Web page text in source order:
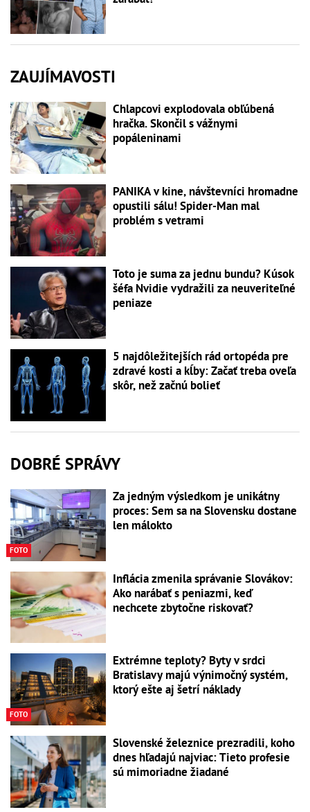
ZAUJÍMAVOSTI
Chlapcovi explodovala obľúbená
hračka. Skončil s vážnymi
popáleninami
PANIKA v kine, návštevníci hromadne
opustili sálu! Spider-Man mal
problém s vetrami
Toto je suma za jednu bundu? Kúsok
šéfa Nvidie vydražili za neuveriteľné
peniaze
5 najdôležitejších rád ortopéda pre
zdravé kosti a kĺby: Začať treba oveľa
skôr, než začnú bolieť
DOBRÉ SPRÁVY
FOTO
Za jedným výsledkom je unikátny
proces: Sem sa na Slovensku dostane
len málokto
Inflácia zmenila správanie Slovákov:
Ako narábať s peniazmi, keď
nechcete zbytočne riskovať?
FOTO
Extrémne teploty? Byty v srdci
Bratislavy majú výnimočný systém,
ktorý ešte aj šetrí náklady
Slovenské železnice prezradili, koho
dnes hľadajú najviac: Tieto profesie
sú mimoriadne žiadané